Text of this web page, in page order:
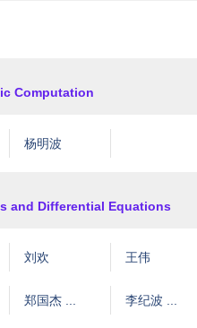
Computation
杨明波
and Differential Equations
刘欢 王伟
郑国杰 ... 李纪波 ...